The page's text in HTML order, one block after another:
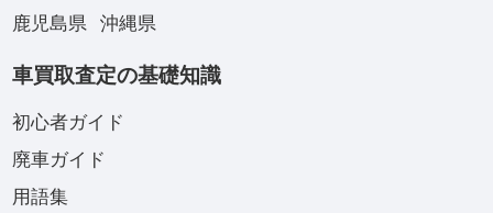
鹿児島県
沖縄県
車買取査定の基礎知識
初心者ガイド
廃車ガイド
用語集